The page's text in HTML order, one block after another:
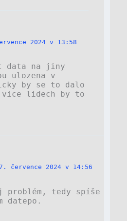
2024 v 13:58
data na jiny
ulozena v
by se to dalo
vice lidech by to
července 2024 v 14:56
problém, tedy spíše
datepo.